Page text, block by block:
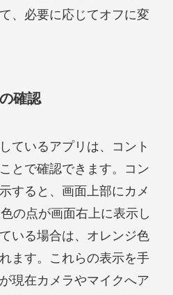
、必要に応じてオフに変
確認
ているアプリは、コント
とで確認できます。コン
すると、画面上部にカメ
の点が画面右上に表示し
いる場合は、オレンジ色
ます。これらの表示を手
現在カメラやマイクへア